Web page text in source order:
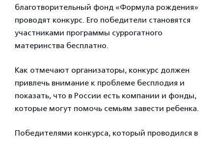
благотворительный фонд «Формула рождения»
проводят конкурс. Его победители становятся
участниками программы суррогатного
материнства бесплатно.
Как отмечают организаторы, конкурс должен
привлечь внимание к проблеме бесплодия и
показать, что в России есть компании и фонды,
которые могут помочь семьям завести ребенка.
Победителями конкурса, который проводился в